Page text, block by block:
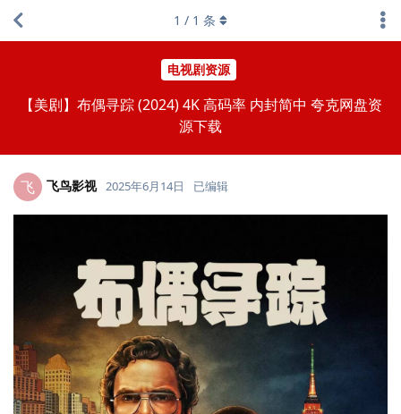
电视剧资源
【美剧】布偶寻踪 (2024) 4K 高码率 内封简中 夸克网盘资
源下载
1 / 1 条
飞 飞鸟影视 2025年6月14日 已编辑